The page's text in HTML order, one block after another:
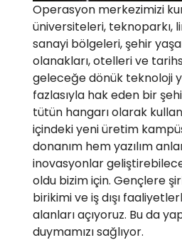
Operasyon merkezimizi
üniversiteleri, teknoparkı,
sanayi bölgeleri, şehir
olanakları, otelleri ve
geleceğe dönük teknoloji
fazlasıyla hak eden bir
tütün hangarı olarak
içindeki yeni üretim
donanım hem yazılım
inovasyonlar
oldu bizim için. Gençlere
birikimi ve iş dışı
alanları açıyoruz. Bu da
duymamızı sağlıyor.